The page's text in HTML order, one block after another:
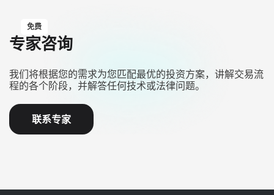
免费
专家咨询
我们将根据您的需求为您匹配最优的投资方案，讲解交易流
程的各个阶段，并解答任何技术或法律问题。
联系专家